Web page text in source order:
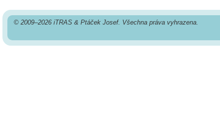
© 2009–2026 iTRAS & Ptáček Josef. Všechna práva vyhrazena.